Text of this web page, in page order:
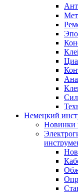
Немецкий
Новинки